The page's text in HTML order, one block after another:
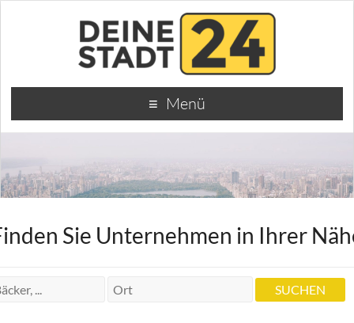
Menü
Sie Unternehmen in Ihrer